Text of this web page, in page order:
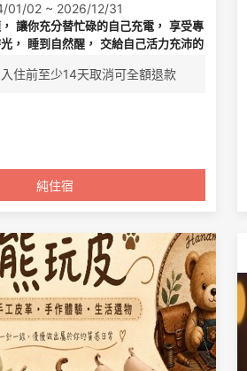
01/02 ~ 2026/12/31
讓你充分替忙碌的自己充電， 享受專
， 睡到自然醒， 交給自己活力充沛的
際情況調整
其他優惠活動或專案合併使用
入住前至少14天取消可全額退款
純住宿